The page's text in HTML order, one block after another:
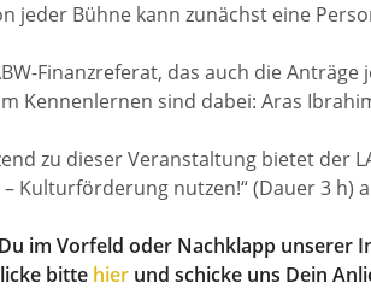
jeder Bühne kann zunächst eine
Finanzreferat, das auch die
Kennenlernen sind dabei: Aras
zu dieser Veranstaltung bietet der
Kulturförderung nutzen!“ (Dauer 3 h)
im Vorfeld oder Nachklapp unserer
bitte hier und schicke uns Dein